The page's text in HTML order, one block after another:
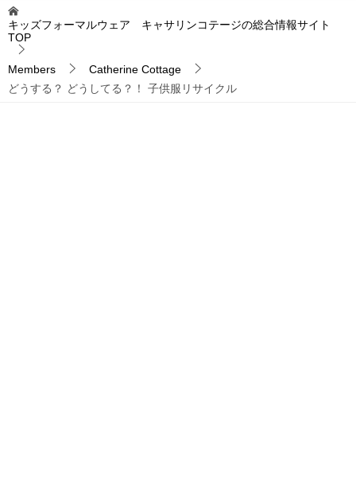
キッズフォーマルウェア キャサリンコテージの総合情報サイト
TOP
Members
Catherine Cottage
どうする？ どうしてる？！ 子供服リサイクル